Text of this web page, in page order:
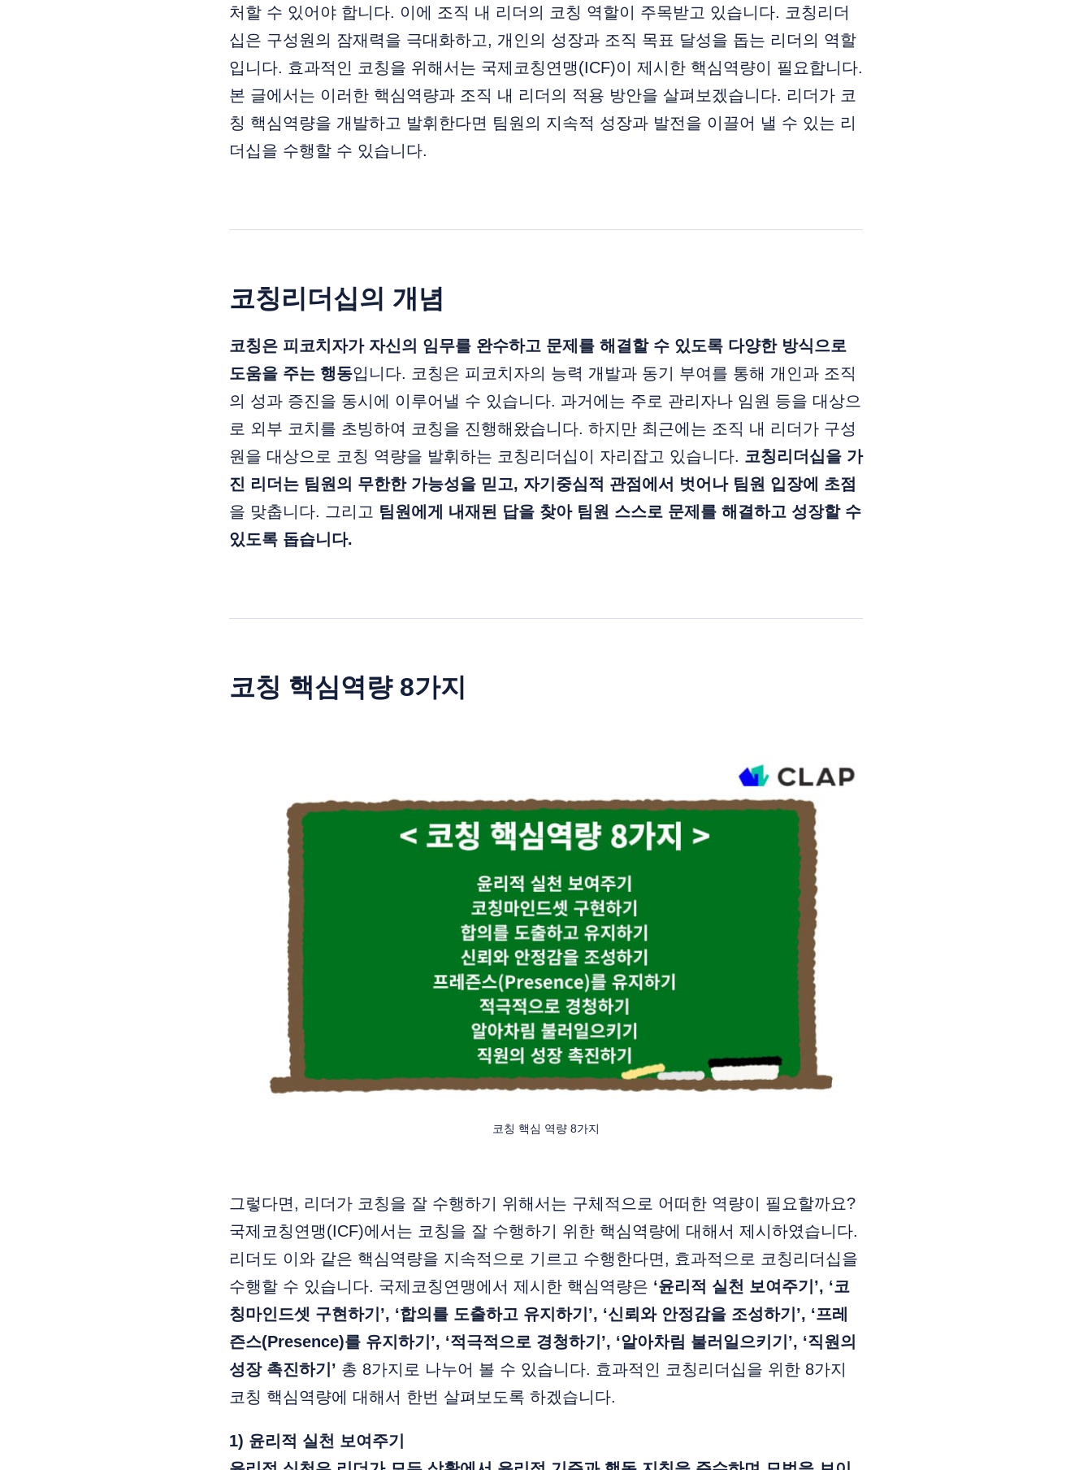
처할 수 있어야 합니다. 이에 조직 내 리더의 코칭 역할이 주목받고 있습니다. 코칭리더
십은 구성원의 잠재력을 극대화하고, 개인의 성장과 조직 목표 달성을 돕는 리더의 역할
입니다. 효과적인 코칭을 위해서는 국제코칭연맹(ICF)이 제시한 핵심역량이 필요합니다.
본 글에서는 이러한 핵심역량과 조직 내 리더의 적용 방안을 살펴보겠습니다. 리더가 코
칭 핵심역량을 개발하고 발휘한다면 팀원의 지속적 성장과 발전을 이끌어 낼 수 있는 리
더십을 수행할 수 있습니다.
코칭리더십의 개념
코칭은 피코치자가 자신의 임무를 완수하고 문제를 해결할 수 있도록 다양한 방식으로
도움을 주는 행동입니다. 코칭은 피코치자의 능력 개발과 동기 부여를 통해 개인과 조직
의 성과 증진을 동시에 이루어낼 수 있습니다. 과거에는 주로 관리자나 임원 등을 대상으
로 외부 코치를 초빙하여 코칭을 진행해왔습니다. 하지만 최근에는 조직 내 리더가 구성
원을 대상으로 코칭 역량을 발휘하는 코칭리더십이 자리잡고 있습니다. 코칭리더십을 가
진 리더는 팀원의 무한한 가능성을 믿고, 자기중심적 관점에서 벗어나 팀원 입장에 초점
을 맞춥니다. 그리고 팀원에게 내재된 답을 찾아 팀원 스스로 문제를 해결하고 성장할 수
있도록 돕습니다.
코칭 핵심역량 8가지
코칭 핵심 역량 8가지
그렇다면, 리더가 코칭을 잘 수행하기 위해서는 구체적으로 어떠한 역량이 필요할까요?
국제코칭연맹(ICF)에서는 코칭을 잘 수행하기 위한 핵심역량에 대해서 제시하였습니다.
리더도 이와 같은 핵심역량을 지속적으로 기르고 수행한다면, 효과적으로 코칭리더십을
수행할 수 있습니다. 국제코칭연맹에서 제시한 핵심역량은 ‘윤리적 실천 보여주기’, ‘코
칭마인드셋 구현하기’, ‘합의를 도출하고 유지하기’, ‘신뢰와 안정감을 조성하기’, ‘프레
즌스(Presence)를 유지하기’, ‘적극적으로 경청하기’, ‘알아차림 불러일으키기’, ‘직원의
성장 촉진하기’ 총 8가지로 나누어 볼 수 있습니다. 효과적인 코칭리더십을 위한 8가지
코칭 핵심역량에 대해서 한번 살펴보도록 하겠습니다.
1) 윤리적 실천 보여주기